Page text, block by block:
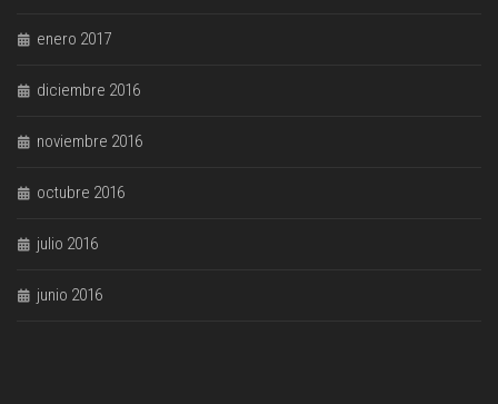
enero 2017
diciembre 2016
noviembre 2016
octubre 2016
julio 2016
junio 2016